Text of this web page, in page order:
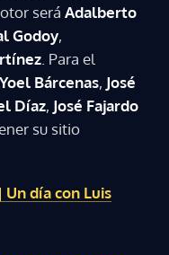
será Adalberto
Godoy,
. Para el
Bárcenas, José
Díaz, José Fajardo
su sitio
día con Luis